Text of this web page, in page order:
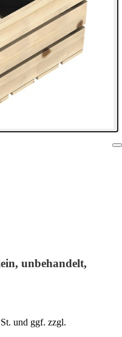
unbehandelt,
und ggf. zzgl.